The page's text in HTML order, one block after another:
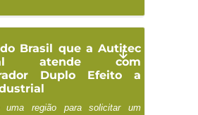
Brasil que a Autitec
atende com
Duplo Efeito a
uma região para solicitar um